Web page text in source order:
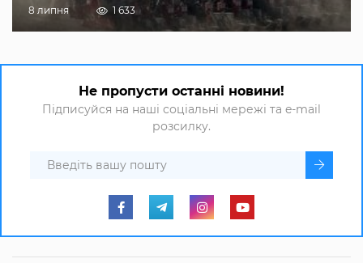
8 липня 1 633
Не пропусти останні новини!
Підписуйся на наші соціальні мережі та e-mail
розсилку.